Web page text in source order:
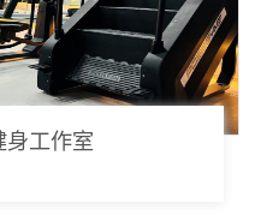
身工作室